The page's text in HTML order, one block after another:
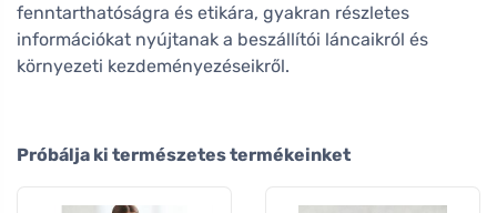
fenntarthatóságra és etikára, gyakran részletes
információkat nyújtanak a beszállítói láncaikról és
környezeti kezdeményezéseikről.
Próbálja ki természetes termékeinket